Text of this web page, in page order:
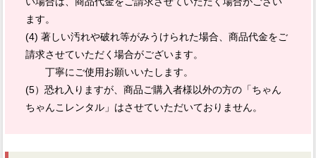
ます。
(4) 著しい汚れや破れ等がみうけられた場合、商品代金をご
請求させていただく場合がございます。
丁寧にご使用お願いいたします。
(5）恐れ入りますが、商品ご購入者様以外の方の「ちゃん
ちゃんこレンタル」はさせていただいておりません。